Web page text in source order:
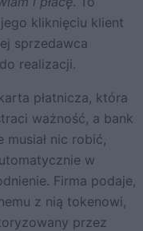
kliknięciu klient
sprzedawca
realizacji.
płatnicza, która
ważność, a bank
nic robić,
w
Firma podaje,
z nią tokenowi,
przez